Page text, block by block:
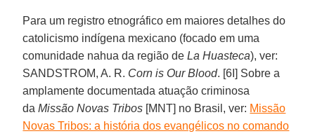
Para um registro etnográfico em maiores detalhes do
catolicismo indígena mexicano (focado em uma
comunidade nahua da região deLa Huasteca), ver:
SANDSTROM, A. R. Corn is Our Blood. [6I] Sobre a
amplamente documentada atuação criminosa
daMissão Novas Tribos [MNT] no Brasil, ver: Missão
Novas Tribos: a história dos evangélicos no comando